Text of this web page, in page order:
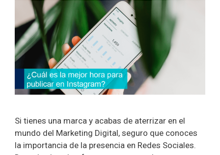
Si tienes una marca y acabas de aterrizar en el
mundo del Marketing Digital, seguro que conoces
la importancia de la presencia en Redes Sociales.